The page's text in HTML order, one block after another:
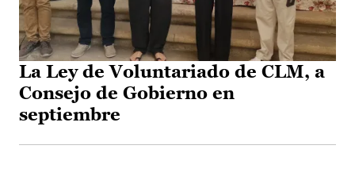
La Ley de Voluntariado de CLM, a
Consejo de Gobierno en
septiembre